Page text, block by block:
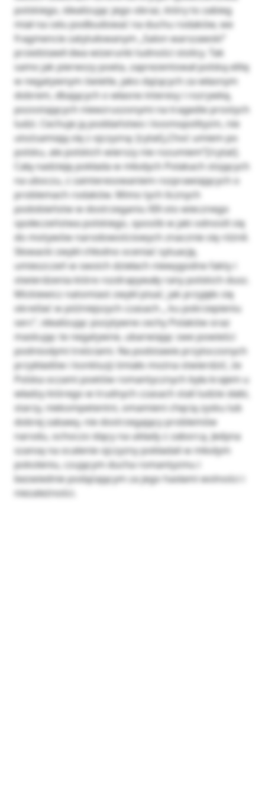
polskiego, idealizując jego obraz, który to zabieg
miał na celu podbudować na duchu rodaków, we
fragmencie zatytułowanym „Salon warszawski”
przedstawił dwa wizerunki ludności stolicy. Tak
samo jak pierwszy poeta, zaprezentował polską elitę
w negatywnym świetle, jako dążących za własnym
dobrem, dbających o własne interesy i rozrywkę,
pozostających niewzruszonymi na tragedie prostych
ludzi. Cechuje ją poddaństwo i kosmopolityzm, nie
utożsamiają się z ojczyzną: [cytat]„Choć umiem po
polsku, ale polskich wierszy nie rozumiem”[/cytat].
Całą nadzieję pokłada w młodych Polakach stojących
na uboczu, z zainteresowaniem rozprawiających o
problemach rodaków. Mimo tych licznych
podobieństw w dostrzeganiu XIX-sto wiecznego
społeczeństwa polskiego, sposób w jaki odnosili się
do motywów narodowościowych znacznie się różnił.
Słowacki zwykł chłodno oceniać sytuację,
umieszczeń w swoich dziełach niewygodne fakty i
stwierdzenia które rozdrapywały rany polskich dusz.
Mickiewicz natomiast zwykł pisać, jak przyjęło się
określać w późniejszych czasach „ ku pokrzepieniu
serc”, idealizując pozytywne cechy Polaków oraz
maskując te negatywne, ubarwiając swe powieści
podniosłymi treściami. Na podstawie przytoczonych
przykładów i konkluzji śmiało można stwierdzić, że
Polska oczami poetów romantycznych była krajem u
władzy którego w trudnych czasach stali ludzie słabi,
starzy, niekompetentni, omamieni chęcią zysku lub
dobrej zabawy, nie dostrzegający problemów
narodu, ochoczo idący na układy z zaborcą. Jedyna
szansę na ocalenie ojczyzny pokładali w młodym
pokoleniu, czującym ducha romantyzmu i
bezwiednie podążającym za jego hasłami wolności i
niezależności.